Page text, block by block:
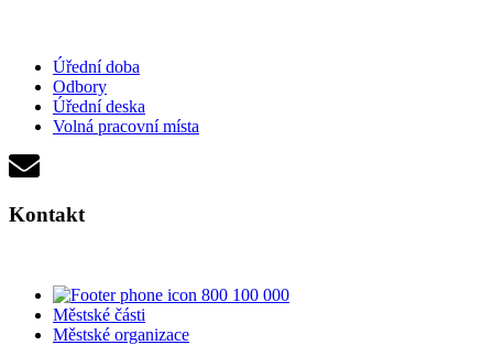
Úřední doba
Odbory
Úřední deska
Volná pracovní místa
Kontakt
800 100 000
Městské části
Městské organizace